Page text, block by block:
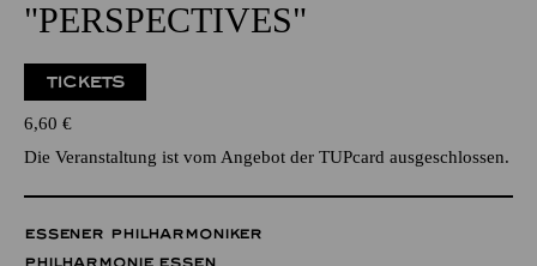
ÖFFENTLICHER
PROBENBESUCH ZU
"PERSPECTIVES"
TICKETS
6,60€
Die Veranstaltung ist vom Angebot der TUPcard ausgeschlossen.